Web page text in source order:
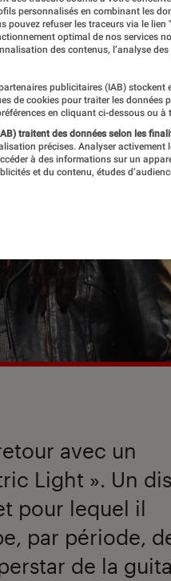
avec un
Light ». Un
pour lequel il
par période,
de la
personnalisés en combinant les
pouvez refuser les traceurs via le
optimal de nos services
des contenus, l’analyse
publicitaires (IAB) stockent
de cookies pour traiter les données
en cliquant ci-dessous ou
traitent des données selon les
précises. Analyser activement
à des informations sur un
et du contenu, études